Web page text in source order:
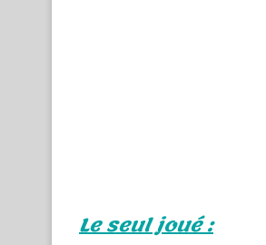
Le seul joué :